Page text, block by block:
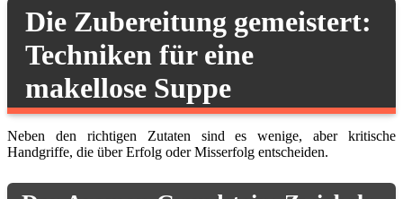
Die Zubereitung gemeistert:
Techniken für eine
makellose Suppe
Neben den richtigen Zutaten sind es wenige, aber kritische
Handgriffe, die über Erfolg oder Misserfolg entscheiden.